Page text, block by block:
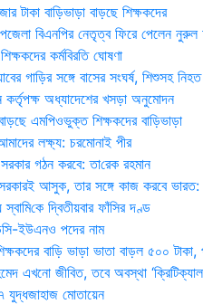
টাকা বাড়িভাড়া বাড়ছে শিক্ষকদের
বিএনপির নেতৃত্ব ফিরে পেলেন নুরুল
কর্মবিরতি ঘোষণা
গাড়ির সঙ্গে বাসের সংঘর্ষ, শিশুসহ
কর্তৃপক্ষ অধ্যাদেশের খসড়া অনুমোদন
এমপিওভুক্ত শিক্ষকদের বাড়িভাড়া
লক্ষ্য: চরমোনাই পীর
গঠন করবে: তা‌রেক রহমান
আসুক, তার সঙ্গে কাজ করবে ভারত:
দ্বিতীয়বার ফাঁসির দণ্ড
ইউএনও পদের নাম
বাড়ি ভাড়া ভাতা বাড়ল ৫০০ টাকা,
এখনো জীবিত, তবে অবস্থা
যুদ্ধজাহাজ মোতায়েন